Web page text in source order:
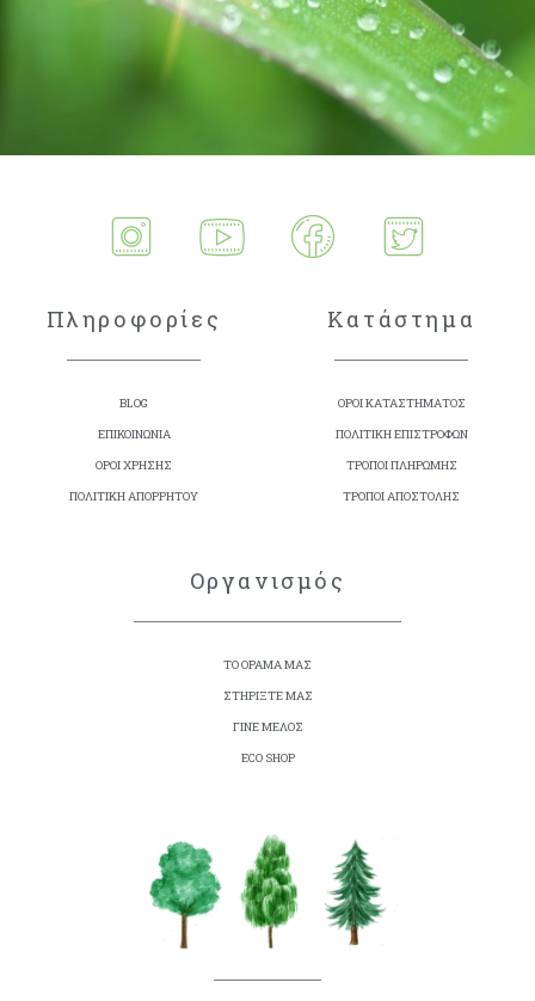
Πληροφορίες
BLOG
ΕΠΙΚΟΙΝΩΝΙΑ
ΟΡΟΙ ΧΡΗΣΗΣ
ΠΟΛΙΤΙΚΗ ΑΠΟΡΡΗΤΟΥ
Κατάστημα
ΟΡΟΙ ΚΑΤΑΣΤΗΜΑΤΟΣ
ΠΟΛΙΤΙΚΗ ΕΠΙΣΤΡΟΦΩΝ
ΤΡΟΠΟΙ ΠΛΗΡΩΜΗΣ
ΤΡΟΠΟΙ ΑΠΟΣΤΟΛΗΣ
Οργανισμός
ΤΟ ΟΡΑΜΑ ΜΑΣ
ΣΤΗΡΙΞΤΕ ΜΑΣ
ΓΙΝΕ ΜΕΛΟΣ
ECO SHOP